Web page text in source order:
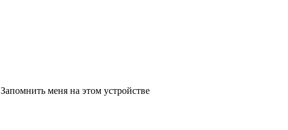
Запомнить меня на этом устройстве